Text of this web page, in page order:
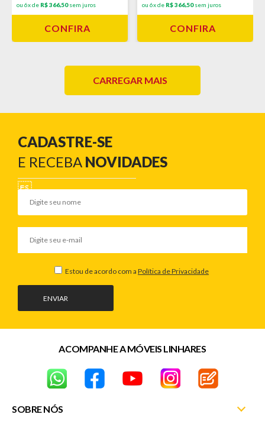
ou 6x de R$ 366,50sem juros
CONFIRA
ou 6x de R$ 366,50sem juros
CONFIRA
CARREGAR MAIS
CADASTRE-SE
E RECEBA NOVIDADES
ENVIAR
Estou de acordo com a Política de Privacidade
SOBRE NÓS
ACOMPANHE A MÓVEIS LINHARES